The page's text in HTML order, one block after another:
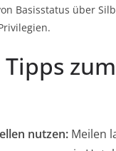
Basisstatus über
nutzen: Meilen